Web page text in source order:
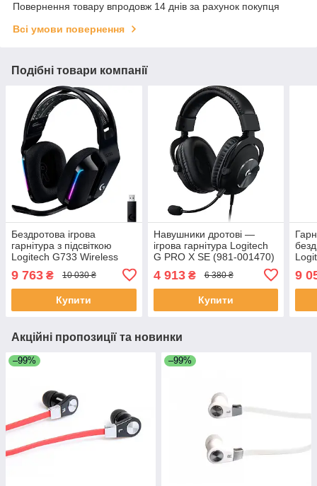
Повернення товару впродовж 14 днів за рахунок покупця
Всі умови повернення
Подібні товари компанії
Бездротова ігрова
гарнітура з підсвіткою
Logitech G733 Wireless
LIGHTSPEED RGB (981-
000864) чорна
9 763 ₴ 10 030 ₴
Купити
Навушники дротові —
ігрова гарнітура Logitech
G PRO X SE (981-001470)
4 913₴ 6 380 ₴
Купити
9
Акційні пропозиції та новинки
–99% –99%